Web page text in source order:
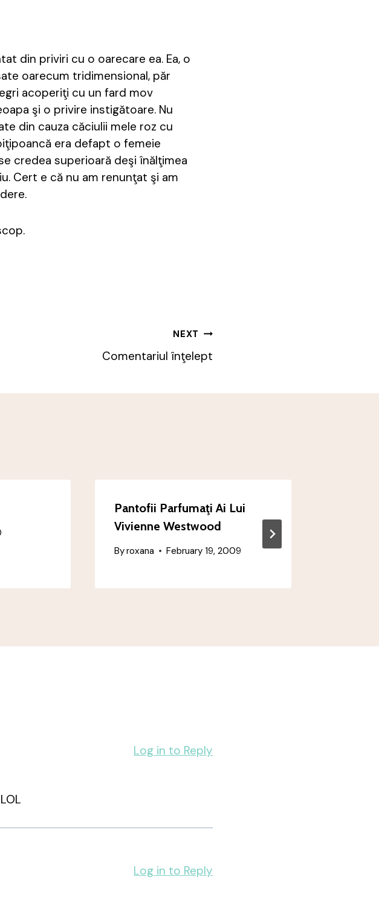
din priviri cu o oarecare ea. Ea, o
oarecum tridimensional, păr
acoperiţi cu un fard mov
şi o privire instigătoare. Nu
din cauza căciulii mele roz cu
era defapt o femeie
credea superioară deşi înălţimea
Cert e că nu am renunţat şi am
NEXT
Comentariul înţelept
Pantofii Parfumaţi Ai Lui
Vivienne Westwood
Byroxana February 19, 2009
LOL
Log in to Reply
Log in to Reply